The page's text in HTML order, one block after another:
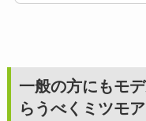
一般の方にもモ
らうべくミツモ